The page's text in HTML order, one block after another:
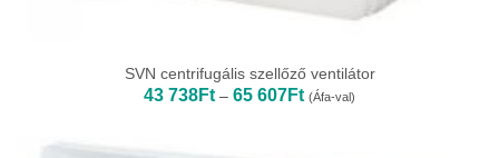
SVN centrifugális szellőző ventilátor
43 738Ft – 65 607FtÁrtartomány:
43
(Áfa-val)